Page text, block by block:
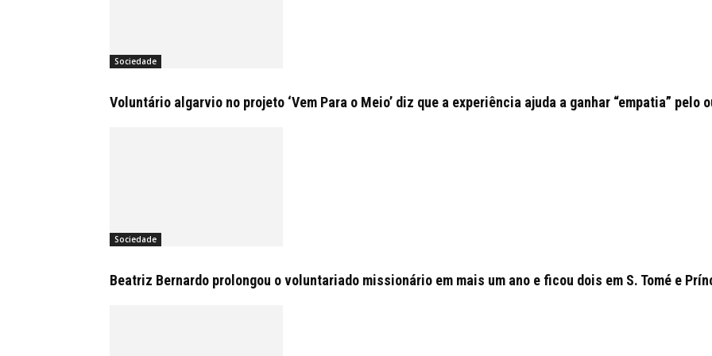
Sociedade
Voluntário algarvio no projeto ‘Vem Para o Meio’ diz que a experiência ajuda a ganhar “empatia” pelo
Sociedade
Beatriz Bernardo prolongou o voluntariado missionário em mais um ano e ficou dois em S. Tomé e